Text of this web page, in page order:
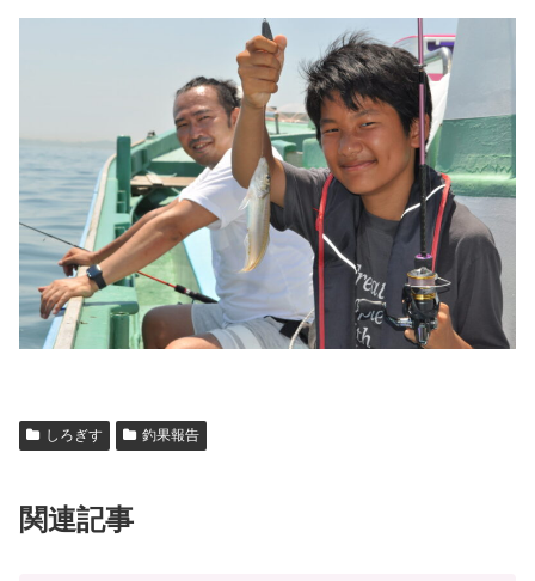
しろぎす 釣果報告
関連記事